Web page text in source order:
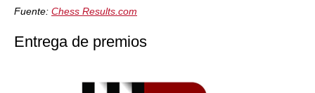
Fuente: Chess Results.com
Entrega de premios